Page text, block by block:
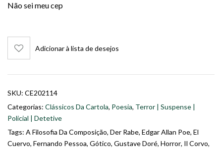
Não sei meu cep
Adicionar à lista de desejos
SKU: CE202114
Categorias: Clássicos Da Cartola, Poesia, Terror | Suspense |
Policial | Detetive
Tags: A Filosofia Da Composição, Der Rabe, Edgar Allan Poe, El
Cuervo, Fernando Pessoa, Gótico, Gustave Doré, Horror, Il Corvo,